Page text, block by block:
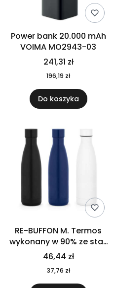
Power bank 20.000 mAh
VOIMA MO2943-03
241,31 zł
196,19 zł
Do koszyka
RE-BUFFON M. Termos
wykonany w 90% ze stali
nierdzewnej
pochodzącej z
recyklingu 520 ml 94294
46,44 zł
37,76 zł